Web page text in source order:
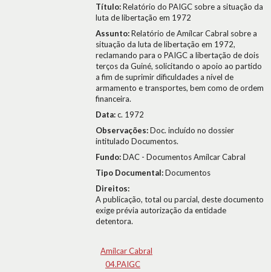
Título:Relatório do PAIGC sobre a situação da
luta de libertação em 1972
Assunto:Relatório de Amílcar Cabral sobre a
situação da luta de libertação em 1972,
reclamando para o PAIGC a libertação de dois
terços da Guiné, solicitando o apoio ao partido
a fim de suprimir dificuldades a nível de
armamento e transportes, bem como de ordem
financeira.
Data:c. 1972
Observações:Doc. incluído no dossier
intitulado Documentos.
Fundo:DAC - Documentos Amílcar Cabral
Tipo Documental:Documentos
Direitos:
A publicação, total ou parcial, deste documento
exige prévia autorização da entidade
detentora.
Amílcar Cabral
04.PAIGC